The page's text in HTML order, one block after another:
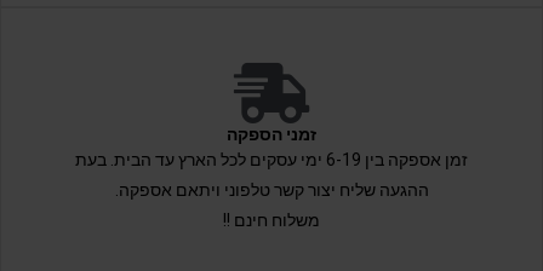
זמני הספקה
זמן אספקה בין 6-19 ימי עסקים לכל הארץ עד הבית. בעת
ההגעה שליח יצור קשר טלפוני ויתאם אספקה.
משלוח חינם !!